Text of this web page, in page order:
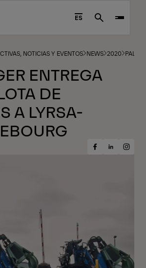
ES Search
NOTICIAS Y EVENTOS NEWS 2020
ENTREGA
DE
A LYRSA-
ShareShareShare